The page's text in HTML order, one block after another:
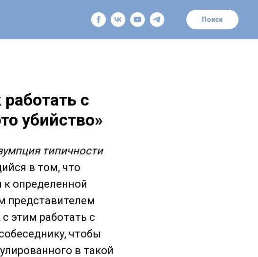
Поиск
с
убийство»
типичности
в том, что
к определенной
представителем
этим работать с
чтобы
в такой